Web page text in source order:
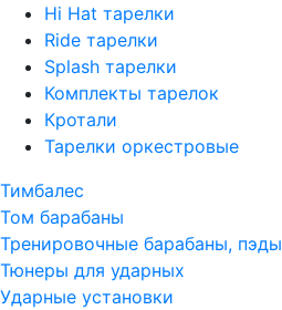
Hi Hat тарелки
Ride тарелки
Splash тарелки
Комплекты тарелок
Кротали
Тарелки оркестровые
Тимбалес
Том барабаны
Тренировочные барабаны, пэды
Тюнеры для ударных
Ударные установки